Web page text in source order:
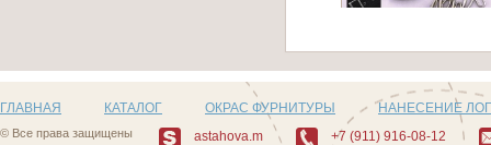
ГЛАВНАЯ КАТАЛОГ ОКРАС ФУРНИТУРЫ НАНЕСЕНИЕ
© Все права защищены
astahova.m +7 (911) 916-08-12